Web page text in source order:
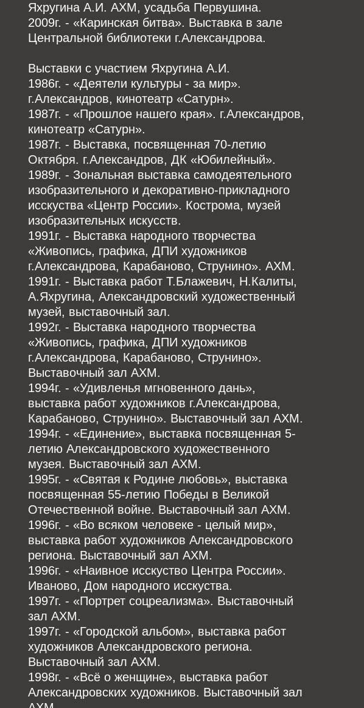
Яхругина А.И. АХМ, усадьба Первушина.
2009г. - «Каринская битва». Выставка в зале
Центральной библиотеки г.Александрова.
Выставки с участием Яхругина А.И.
1986г. - «Деятели культуры - за мир».
г.Александров, кинотеатр «Сатурн».
1987г. - «Прошлое нашего края». г.Александров,
кинотеатр «Сатурн».
1987г. - Выставка, посвященная 70-летию
Октября. г.Александров, ДК «Юбилейный».
1989г. - Зональная выставка самодеятельного
изобразительного и декоративно-прикладного
исскуства «Центр России». Кострома, музей
изобразительных искусств.
1991г. - Выставка народного творчества
«Живопись, графика, ДПИ художников
г.Александрова, Карабаново, Струнино». АХМ.
1991г. - Выставка работ Т.Блажевич, Н.Калиты,
А.Яхругина, Александровский художественный
музей, выставочный зал.
1992г. - Выставка народного творчества
«Живопись, графика, ДПИ художников
г.Александрова, Карабаново, Струнино».
Выставочный зал АХМ.
1994г. - «Удивленья мгновенного дань»,
выставка работ художников г.Александрова,
Карабаново, Струнино». Выставочный зал АХМ.
1994г. - «Единение», выставка посвященная 5-
летию Александровского художественного
музея. Выставочный зал АХМ.
1995г. - «Святая к Родине любовь», выставка
посвященная 55-летию Победы в Великой
Отечественной войне. Выставочный зал АХМ.
1996г. - «Во всяком человеке - целый мир»,
выставка работ художников Александровского
региона. Выставочный зал АХМ.
1996г. - «Наивное исскуство Центра России».
Иваново, Дом народного исскуства.
1997г. - «Портрет соцреализма». Выставочный
зал АХМ.
1997г. - «Городской альбом», выставка работ
художников Александровского региона.
Выставочный зал АХМ.
1998г. - «Всё о женщине», выставка работ
Александровских художников. Выставочный зал